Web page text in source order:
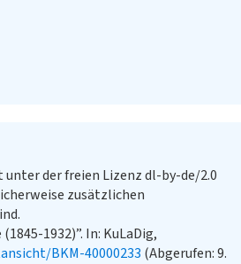
der freien Lizenz dl-by-de/2.0
zusätzlichen
1932)”. In: KuLaDig,
BKM-40000233 (Abgerufen: 9.